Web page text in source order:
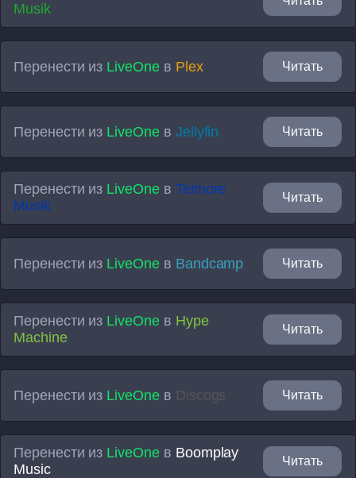
Musik
Перенести из LiveOneв Plex Читать
Перенести из LiveOneв Jellyfin Читать
Перенести из LiveOneв Telmore
Musik
Читать
Перенести из LiveOneв Bandcamp Читать
Перенести из LiveOneв Hype
Machine
Читать
Перенести из LiveOneв Discogs Читать
Перенести из LiveOneв Boomplay
Music
Читать